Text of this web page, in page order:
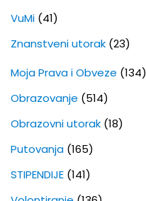
VuMi (41)
Znanstveni utorak (23)
Moja Prava i Obveze (134)
Obrazovanje (514)
Obrazovni utorak (18)
Putovanja (165)
STIPENDIJE (141)